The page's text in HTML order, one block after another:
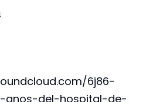
6j86-
anos-del-hospital-de-